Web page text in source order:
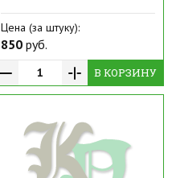
Цена (за штуку):
850руб.
В КОРЗИНУ